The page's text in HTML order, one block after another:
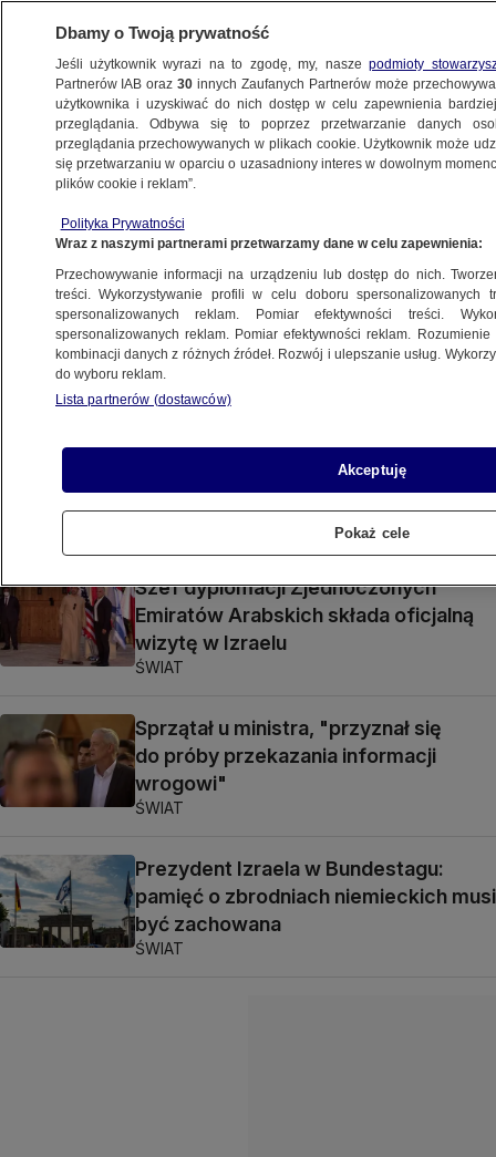
IZRAEL
Syryjska armia: Izrael przeprowadził
atak powietrzny na lotnisko
w Damaszku
ŚWIAT
"Doniosłe wydarzenie". Szef
dyplomacji ZEA odwiedził Jad
Waszem
Dwaj Palestyńczycy i izraelski oficer
Szef dyplomacji Zjednoczonych
Emiratów Arabskich składa oficjalną
wizytę w Izraelu
ŚWIAT
Sprzątał u ministra, "przyznał się
do próby przekazania informacji
wrogowi"
ŚWIAT
Prezydent Izraela w Bundestagu:
pamięć o zbrodniach niemieckich musi
być zachowana
ŚWIAT
Dbamy o Twoją prywatność
Jeśli użytkownik wyrazi na to zgodę, my, naszepodmioty
Partnerów IAB oraz30 innych Zaufanych Partnerów może
użytkownika i uzyskiwać do nich dostęp w celu zapewnienia
przeglądania. Odbywa się to poprzez przetwarzanie danych
przeglądania przechowywanych w plikach cookie. Użytkownik może
się przetwarzaniu w oparciu o uzasadniony interes w dowolnym
plików cookie i reklam”.
Polityka Prywatności
Wraz z naszymi partnerami przetwarzamy dane w celu zapewnienia:
Przechowywanie informacji na urządzeniu lub dostęp do nich.
treści. Wykorzystywanie profili w celu doboru spersonalizowanych
spersonalizowanych reklam. Pomiar efektywności treści.
spersonalizowanych reklam. Pomiar efektywności reklam.
kombinacji danych z różnych źródeł. Rozwój i ulepszanie usług.
do wyboru reklam.
Lista partnerów (dostawców)
Akceptuję
Pokaż cele